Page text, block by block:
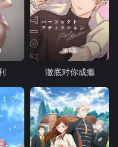
第5集
澈底对你成瘾